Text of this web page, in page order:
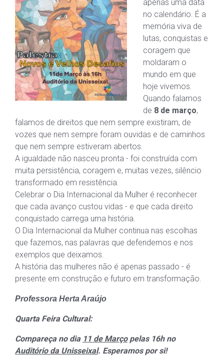
apenas uma data
no calendário. É a
memória viva de
lutas, conquistas e
coragem que
moldaram o
mundo em que
hoje vivemos.
Quando falamos
de 8 de março,
falamos de direitos que nem sempre existiram, de
vozes que nem sempre foram ouvidas e de caminhos
que nem sempre estiveram abertos.
A igualdade não nasceu pronta - foi construída com
muita persistência, coragem e, muitas vezes, silêncio
transformado em resistência.
Celebrar o Dia Internacional da Mulher é reconhecer
que cada avanço custou vidas - e que cada direito
conquistado carrega uma história.
O Dia Internacional da Mulher continua nas escolhas
que fazemos, nas palavras que defendemos e nos
exemplos que deixamos.
A história das mulheres não é apenas passado - é
presente em construção e futuro em transformação.
Professora Herta Araújo
Quarta Feira Cultural:
Compareça no dia 11 de Marçopelas 16h no
Auditório da Unisseixal. Esperamos por si!